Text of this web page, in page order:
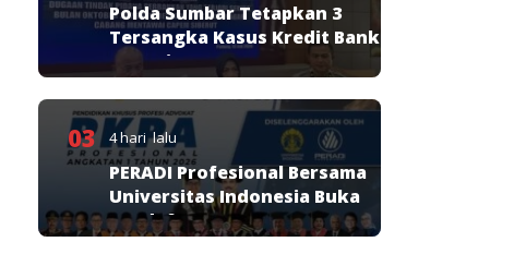
Polda Sumbar Tetapkan 3
Tersangka Kasus Kredit Bank
Nagari
03 4 hari lalu
PERADI Profesional Bersama
Universitas Indonesia Buka
Pendaftaran PKPA